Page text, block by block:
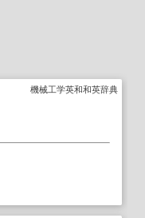
機械工学英和和英辞典